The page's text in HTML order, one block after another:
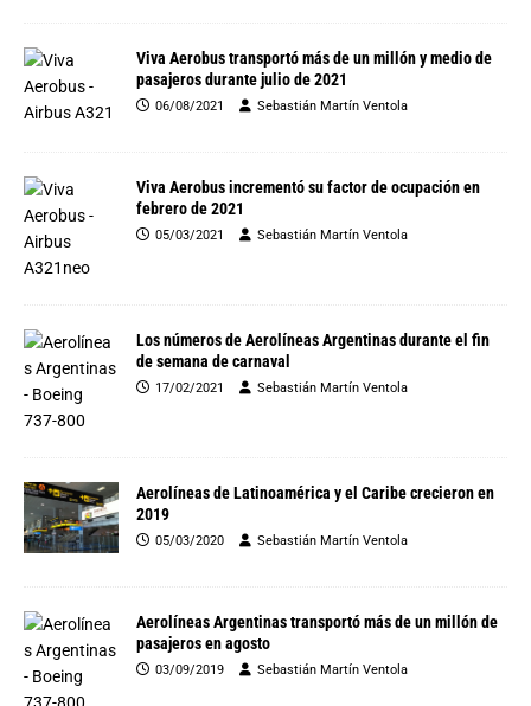
Viva Aerobus transportó más de un millón y medio de
pasajeros durante julio de 2021
06/08/2021 Sebastián Martín Ventola
Viva Aerobus incrementó su factor de ocupación en
febrero de 2021
05/03/2021 Sebastián Martín Ventola
Los números de Aerolíneas Argentinas durante el fin
de semana de carnaval
17/02/2021 Sebastián Martín Ventola
Aerolíneas de Latinoamérica y el Caribe crecieron en
2019
05/03/2020 Sebastián Martín Ventola
Aerolíneas Argentinas transportó más de un millón de
pasajeros en agosto
03/09/2019 Sebastián Martín Ventola